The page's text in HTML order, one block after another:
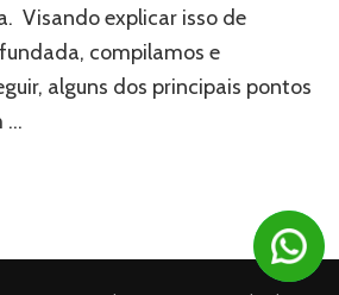
Visando explicar isso de
compilamos e
alguns dos principais pontos
…